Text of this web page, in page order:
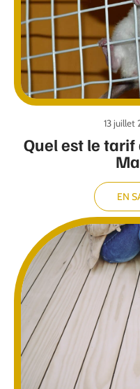
Quel est le
13 juillet
EN